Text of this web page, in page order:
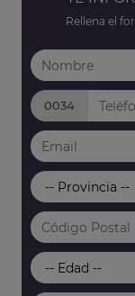
Rellena el
0034